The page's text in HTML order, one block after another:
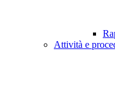
Attività e